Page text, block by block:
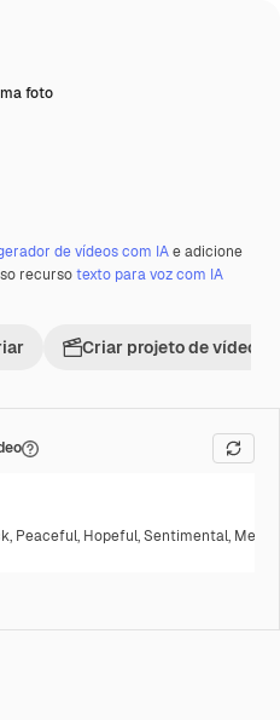
foto
de vídeos com IAe adicione
recursotexto para voz com IA
Criar projeto de vídeo
, Peaceful, Hopeful,Sentimental,